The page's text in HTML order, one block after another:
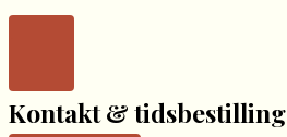
Kontakt & tidsbestilling